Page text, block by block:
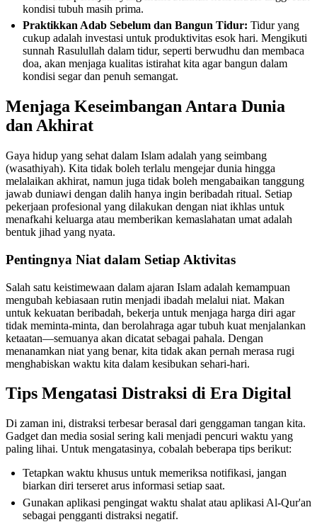
kondisi tubuh masih prima.
Praktikkan Adab Sebelum dan Bangun Tidur: Tidur yang
cukup adalah investasi untuk produktivitas esok hari. Mengikuti
sunnah Rasulullah dalam tidur, seperti berwudhu dan membaca
doa, akan menjaga kualitas istirahat kita agar bangun dalam
kondisi segar dan penuh semangat.
Menjaga Keseimbangan Antara Dunia
dan Akhirat
Gaya hidup yang sehat dalam Islam adalah yang seimbang
(wasathiyah). Kita tidak boleh terlalu mengejar dunia hingga
melalaikan akhirat, namun juga tidak boleh mengabaikan tanggung
jawab duniawi dengan dalih hanya ingin beribadah ritual. Setiap
pekerjaan profesional yang dilakukan dengan niat ikhlas untuk
menafkahi keluarga atau memberikan kemaslahatan umat adalah
bentuk jihad yang nyata.
Pentingnya Niat dalam Setiap Aktivitas
Salah satu keistimewaan dalam ajaran Islam adalah kemampuan
mengubah kebiasaan rutin menjadi ibadah melalui niat. Makan
untuk kekuatan beribadah, bekerja untuk menjaga harga diri agar
tidak meminta-minta, dan berolahraga agar tubuh kuat menjalankan
ketaatan—semuanya akan dicatat sebagai pahala. Dengan
menanamkan niat yang benar, kita tidak akan pernah merasa rugi
menghabiskan waktu kita dalam kesibukan sehari-hari.
Tips Mengatasi Distraksi di Era Digital
Di zaman ini, distraksi terbesar berasal dari genggaman tangan kita.
Gadget dan media sosial sering kali menjadi pencuri waktu yang
paling lihai. Untuk mengatasinya, cobalah beberapa tips berikut:
Tetapkan waktu khusus untuk memeriksa notifikasi, jangan
biarkan diri terseret arus informasi setiap saat.
Gunakan aplikasi pengingat waktu shalat atau aplikasi Al-Qur'an
sebagai pengganti distraksi negatif.